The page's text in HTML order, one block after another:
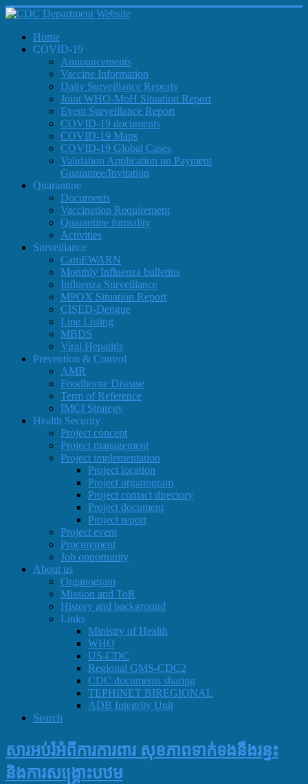
Home
COVID-19
Announcements
Vaccine Information
Daily Surveillance Reports
Joint WHO-MoH Situation Report
Event Surveillance Report
COVID-19 documents
COVID-19 Maps
COVID-19 Global Cases
Validation Application on Payment
Guarantee/Invitation
Quarantine
Documents
Vaccination Requirement
Quarantine formality
Activities
Surveillance
CamEWARN
Monthly Influenza bulletins
Influenza Surveillance
MPOX Situation Report
CISED-Dengue
Line Listing
MBDS
Viral Hepatitis
Prevention & Control
AMR
Foodborne Disease
Term of Reference
IMCI Strategy
Health Security
Project concept
Project management
Project implementation
Project location
Project organogram
Project contact directory
Project document
Project report
Project event
Procurement
Job opportunity
About us
Organogram
Mission and ToR
History and background
Links
Ministry of Health
WHO
US-CDC
Regional GMS-CDC2
CDC documents sharing
TEPHINET BIREGIONAL
ADB Integrity Unit
Search
សារអប់រំអំពីការការពារ សុខភាពទាក់ទងនឹងរន្ទះ
និងការសង្គ្រោះបឋម